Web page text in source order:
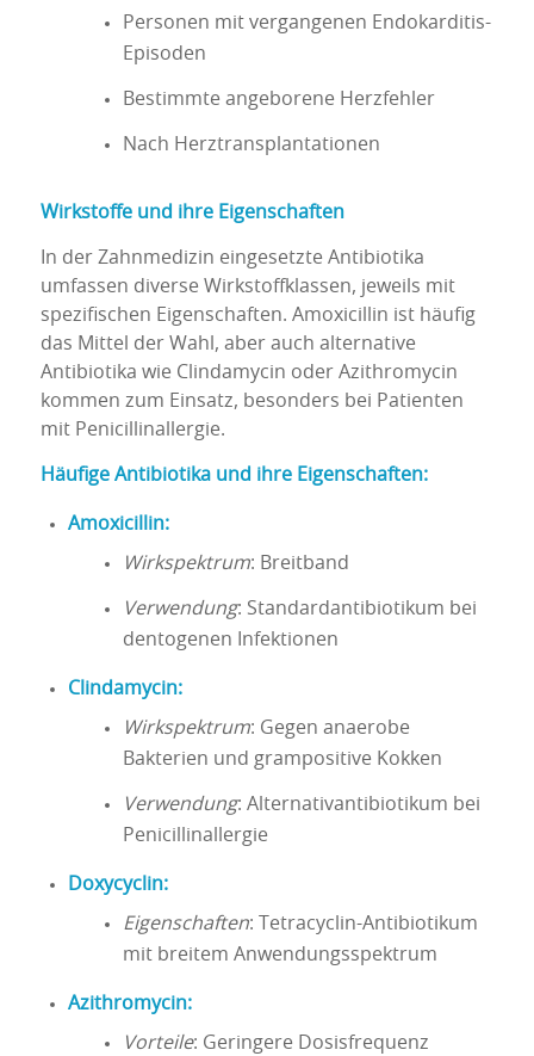
Personen mit vergangenen Endokarditis-
Episoden
Bestimmte angeborene Herzfehler
Nach Herztransplantationen
Wirkstoffe und ihre Eigenschaften
In der Zahnmedizin eingesetzte Antibiotika
umfassen diverse Wirkstoffklassen, jeweils mit
spezifischen Eigenschaften. Amoxicillin ist häufig
das Mittel der Wahl, aber auch alternative
Antibiotika wie Clindamycin oder Azithromycin
kommen zum Einsatz, besonders bei Patienten
mit Penicillinallergie.
Häufige Antibiotika und ihre Eigenschaften:
Amoxicillin:
Wirkspektrum: Breitband
Verwendung: Standardantibiotikum bei
dentogenen Infektionen
Clindamycin:
Wirkspektrum: Gegen anaerobe
Bakterien und grampositive Kokken
Verwendung: Alternativantibiotikum bei
Penicillinallergie
Doxycyclin:
Eigenschaften: Tetracyclin-Antibiotikum
mit breitem Anwendungsspektrum
Azithromycin:
Vorteile: Geringere Dosisfrequenz